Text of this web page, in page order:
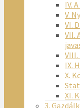
IV.
V.
VI.
VII.
IX.
X.
XI.
3.